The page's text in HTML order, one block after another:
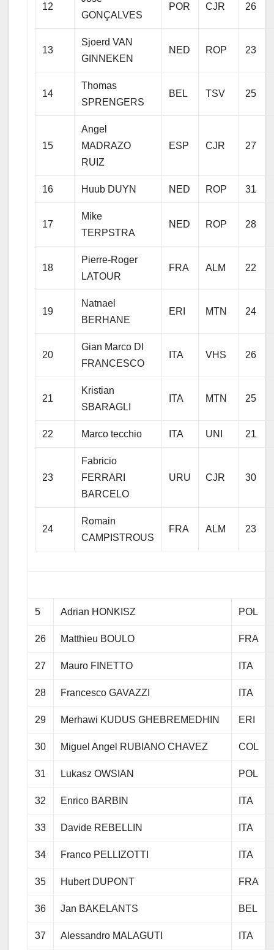
12
GONÇALVES
POR CJR 26
13
Sjoerd VAN
GINNEKEN
NED ROP 23
14
Thomas
SPRENGERS
BEL TSV 25
15
Angel
MADRAZO
RUIZ
ESP CJR 27
16 Huub DUYN NED ROP 31
17
Mike
TERPSTRA
NED ROP 28
18
Pierre-Roger
LATOUR
FRA ALM 22
19
Natnael
BERHANE
ERI MTN 24
20
Gian Marco DI
FRANCESCO
ITA VHS 26
21
Kristian
SBARAGLI
ITA MTN 25
22 Marco tecchio ITA UNI 21
23
Fabricio
FERRARI
BARCELO
URU CJR 30
24
Romain
CAMPISTROUS
FRA ALM 23
5 Adrian HONKISZ POL
26 Matthieu BOULO FRA
27 Mauro FINETTO ITA
28 Francesco GAVAZZI ITA
29 Merhawi KUDUS GHEBREMEDHIN ERI
30 Miguel Angel RUBIANO CHAVEZ COL
31 Lukasz OWSIAN POL
32 Enrico BARBIN ITA
33 Davide REBELLIN ITA
34 Franco PELLIZOTTI ITA
35 Hubert DUPONT FRA
36 Jan BAKELANTS BEL
37 Alessandro MALAGUTI ITA